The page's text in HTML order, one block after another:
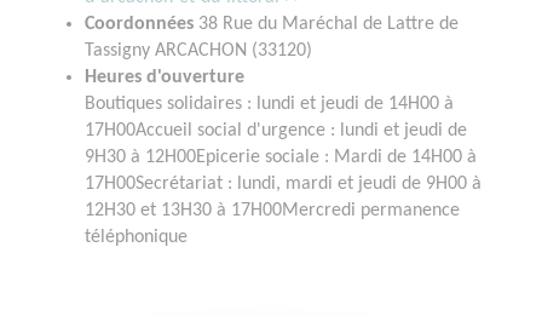
Coordonnées 38 Rue du Maréchal de Lattre de
Tassigny ARCACHON (33120)
Heures d'ouverture
Boutiques solidaires : lundi et jeudi de 14H00 à
17H00Accueil social d'urgence : lundi et jeudi de
9H30 à 12H00Epicerie sociale : Mardi de 14H00 à
17H00Secrétariat : lundi, mardi et jeudi de 9H00 à
12H30 et 13H30 à 17H00Mercredi permanence
téléphonique